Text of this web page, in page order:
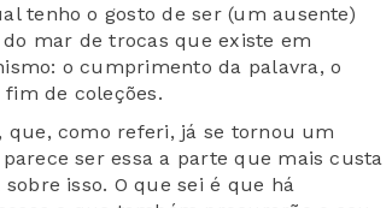
tenho o gosto de ser (um ausente)
mar de trocas que existe em
o cumprimento da palavra, o
de coleções.
que, como referi, já se tornou um
ser essa a parte que mais custa
isso. O que sei é que há